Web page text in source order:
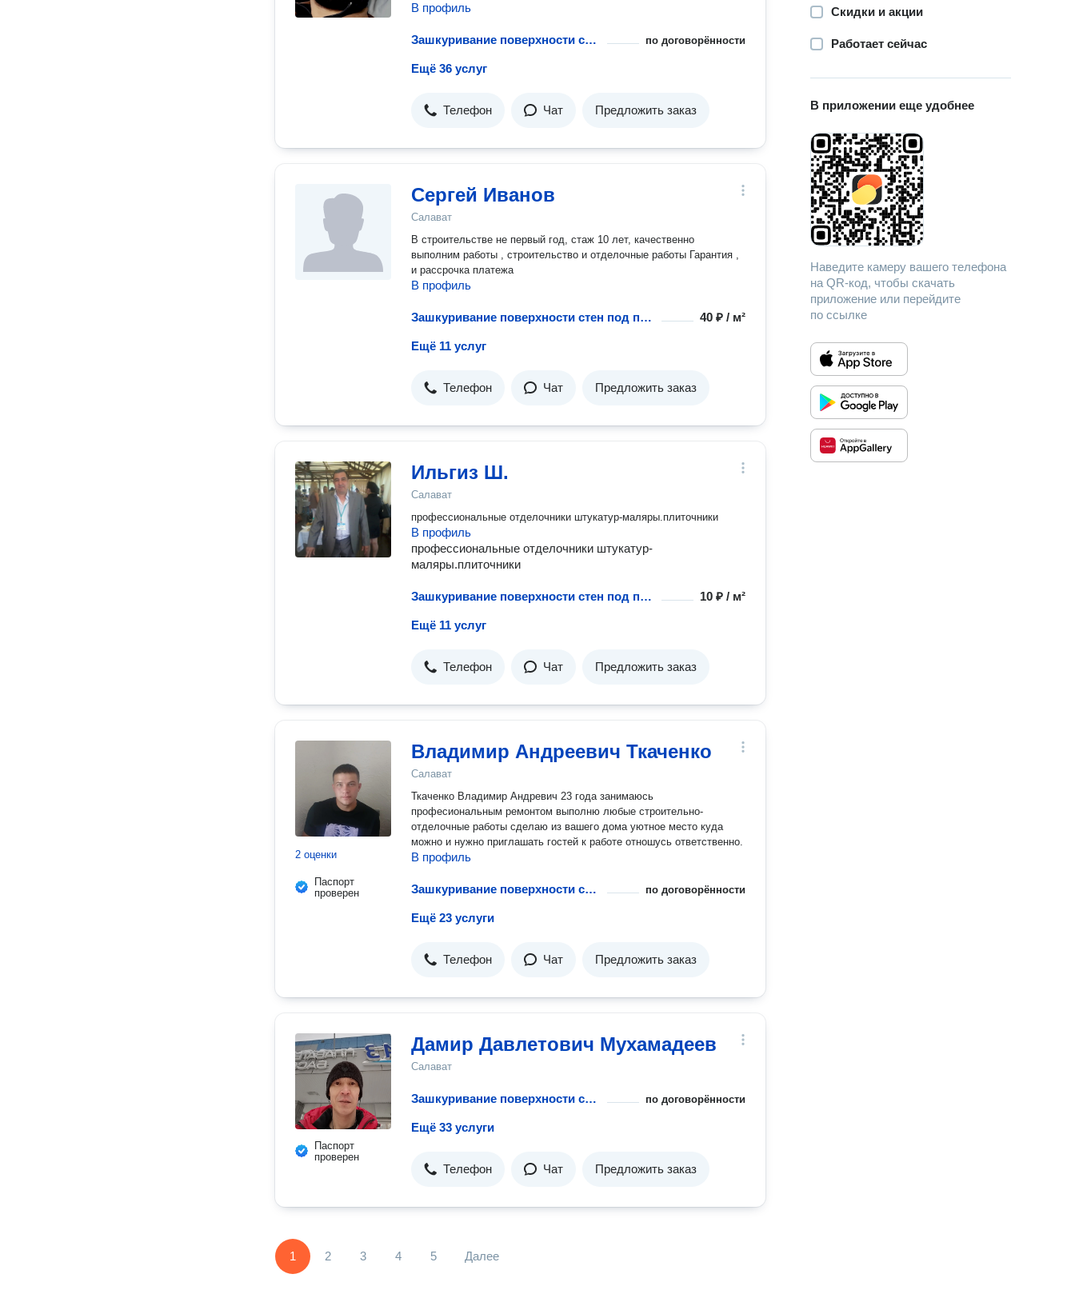
В профиль
Зашкуривание поверхности стен под покраску по договорённости
Ещё 36 услуг
Телефон Чат Предложить заказ
Сергей Иванов
Салават
В строительстве не первый год, стаж 10 лет, качественно
выполним работы , строительство и отделочные работы Гарантия ,
и рассрочка платежа
В профиль
Зашкуривание поверхности стен под покраску 40 ₽ / м²
Ещё 11 услуг
Телефон Чат Предложить заказ
Ильгиз Ш.
Салават
профессиональные отделочники штукатур-маляры.плиточники
В профиль
профессиональные отделочники штукатур-
маляры.плиточники
Зашкуривание поверхности стен под покраску 10 ₽ / м²
Ещё 11 услуг
Телефон Чат Предложить заказ
2 оценки
Паспорт
проверен
Владимир Андреевич Ткаченко
Салават
Ткаченко Владимир Андревич 23 года занимаюсь
професиональным ремонтом выполню любые строительно-
отделочные работы сделаю из вашего дома уютное место куда
можно и нужно приглашать гостей к работе отношусь ответственно.
В профиль
Зашкуривание поверхности стен под покраску по договорённости
Ещё 23 услуги
Телефон Чат Предложить заказ
Паспорт
проверен
Дамир Давлетович Мухамадеев
Салават
Зашкуривание поверхности стен под покраску по договорённости
Ещё 33 услуги
Телефон Чат Предложить заказ
1 2 3 4 5 Далее
Скидки и акции
Работает сейчас
В приложении еще удобнее
Наведите камеру вашего телефона
на QR-код, чтобы скачать
приложение или перейдите
по ссылке